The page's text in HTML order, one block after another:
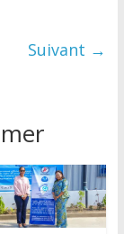
Suivant →